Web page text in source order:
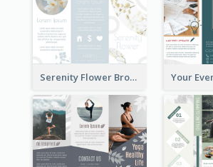
Serenity Flower Brochure